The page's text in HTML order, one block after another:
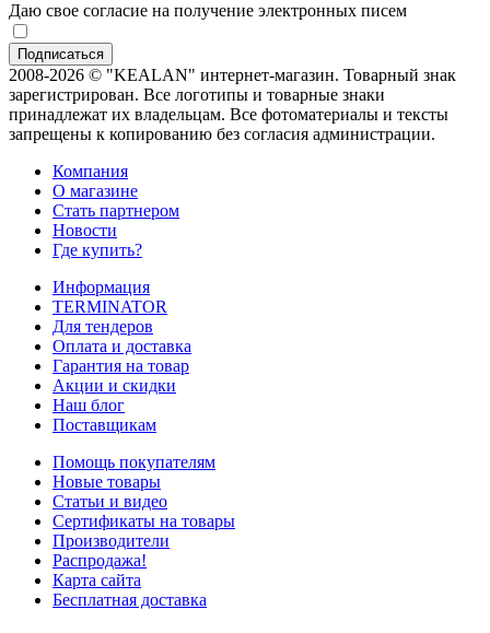
Даю свое согласие на получение электронных писем
2008-2026 © "KEALAN" интернет-магазин. Товарный знак
зарегистрирован. Все логотипы и товарные знаки
принадлежат их владельцам. Все фотоматериалы и тексты
запрещены к копированию без согласия администрации.
Компания
О магазине
Стать партнером
Новости
Где купить?
Информация
TERMINATOR
Для тендеров
Оплата и доставка
Гарантия на товар
Акции и скидки
Наш блог
Поставщикам
Помощь покупателям
Новые товары
Статьи и видео
Сертификаты на товары
Производители
Распродажа!
Карта сайта
Бесплатная доставка